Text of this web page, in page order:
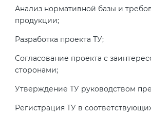
Анализ нормативной базы и
продукции;
Разработка проекта ТУ;
Согласование проекта с
сторонами;
Утверждение ТУ руководством
Регистрация ТУ в